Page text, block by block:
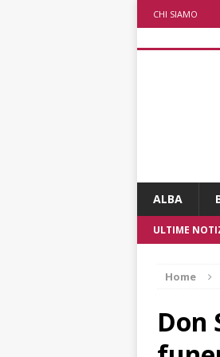
CHI SIAMO
ALBA
ULTIME
Home
Don